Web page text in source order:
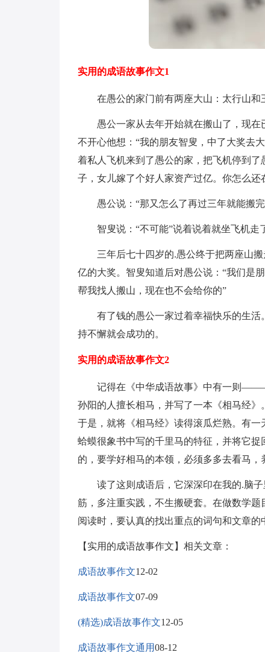
实用的成语故事作文1
在愚公的家门前有两座大山：太行山和
愚公一家从去年开始就在搬山了，现在
不开心他想：“我的朋友智叟，中了大奖去
着私人飞机来到了愚公的家，把飞机停到
子，女儿嫁了个好人家资产过亿。你怎么还
愚公说：“那又怎么了再过三年就能搬完
智叟说：“不可能”说着说着就坐飞机走
三年后七十四岁的.愚公终于把两座山搬
亿的大奖。智叟知道后对愚公说：“我们是
帮我找人搬山，现在也不会给你的”
有了钱的愚公一家过着幸福快乐的生活
持不懈就会成功的。
实用的成语故事作文2
记得在《中华成语故事》中有一则―――
孙阳的人擅长相马，并写了一本《相马经》
于是，就将《相马经》读得滚瓜烂熟。有
蛤蟆很象书中写的千里马的特征，并将它
的，要学好相马的本领，必须多多去看马，
读了这则成语后，它深深印在我的.脑子
筋，多注重实践，不生搬硬套。在做数学
阅读时，要认真的找出重点的词句和文章的
【实用的成语故事作文】相关文章：
成语故事作文12-02
成语故事作文07-09
(精选)成语故事作文12-05
成语故事作文通用08-12